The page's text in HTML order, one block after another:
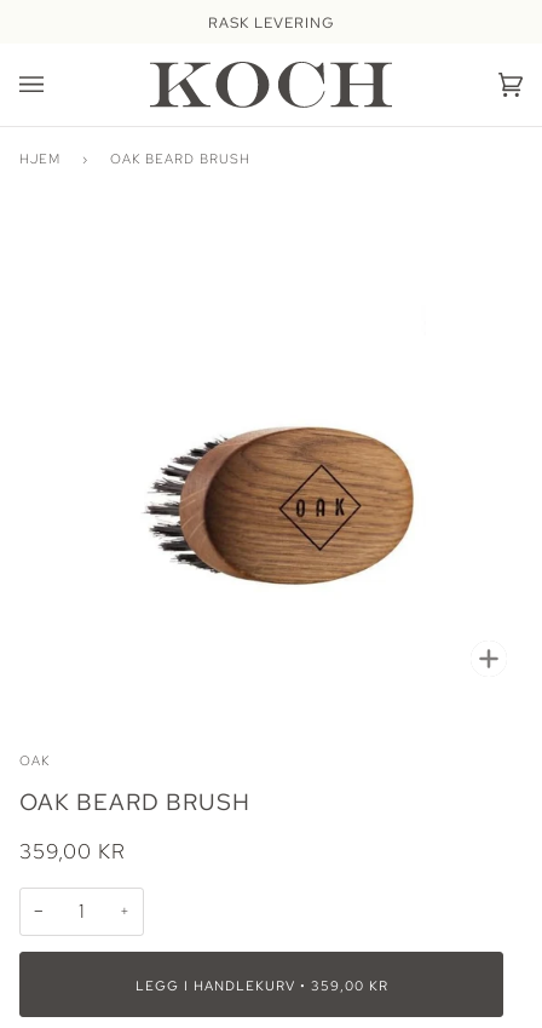
RASK LEVERING
HJEM › OAK BEARD BRUSH
OAK
OAK BEARD BRUSH
359,00 KR
− +
LEGG I HANDLEKURV • 359,00 KR